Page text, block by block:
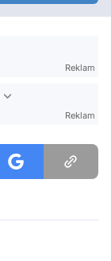
Reklam
Reklam